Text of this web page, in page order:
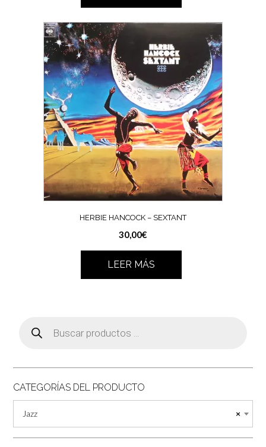
HERBIE HANCOCK ‎– SEXTANT
30,00€
LEER MÁS
productos
CATEGORÍAS DEL PRODUCTO
×
Jazz